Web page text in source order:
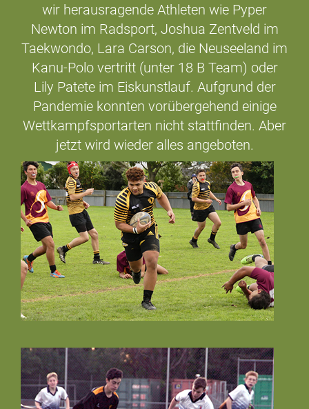
wir herausragende Athleten wie Pyper
Newton im Radsport, Joshua Zentveld im
Taekwondo, Lara Carson, die Neuseeland im
Kanu-Polo vertritt (unter 18 B Team) oder
Lily Patete im Eiskunstlauf. Aufgrund der
Pandemie konnten vorübergehend einige
Wettkampfsportarten nicht stattfinden. Aber
jetzt wird wieder alles angeboten.